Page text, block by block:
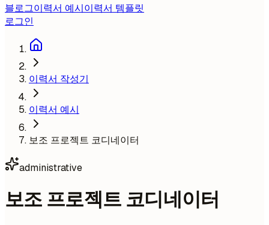
블로그이력서 예시이력서 템플릿
로그인
이력서 작성기
이력서 예시
보조 프로젝트 코디네이터
administrative
보조 프로젝트 코디네이터